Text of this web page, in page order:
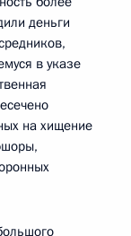
деньги
в указе
на хищение